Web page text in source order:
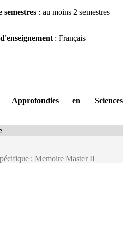
semestres : au moins 2 semestres
: Français
Approfondies en Sciences
: Memoire Master II